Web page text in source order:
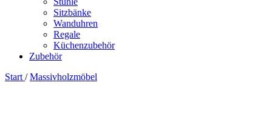
Sitzbänke
Wanduhren
Regale
Küchenzubehör
Zubehör
Start / Massivholzmöbel